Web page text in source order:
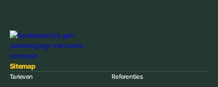
Sitemap
Tarieven
Referenties